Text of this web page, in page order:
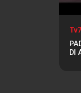
DI